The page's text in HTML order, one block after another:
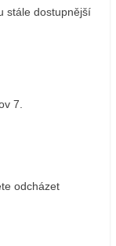
stále dostupnější
7.
odcházet